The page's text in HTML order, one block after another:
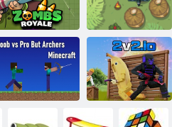
Zombas Royale.
Gaisa spēku cīņa